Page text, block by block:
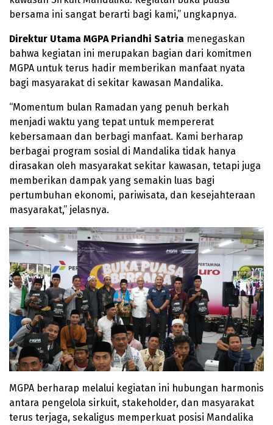
bersama ini sangat berarti bagi kami,” ungkapnya.
Direktur Utama MGPA Priandhi Satria menegaskan
bahwa kegiatan ini merupakan bagian dari komitmen
MGPA untuk terus hadir memberikan manfaat nyata
bagi masyarakat di sekitar kawasan Mandalika.
“Momentum bulan Ramadan yang penuh berkah
menjadi waktu yang tepat untuk mempererat
kebersamaan dan berbagi manfaat. Kami berharap
berbagai program sosial di Mandalika tidak hanya
dirasakan oleh masyarakat sekitar kawasan, tetapi juga
memberikan dampak yang semakin luas bagi
pertumbuhan ekonomi, pariwisata, dan kesejahteraan
masyarakat,” jelasnya.
MGPA berharap melalui kegiatan ini hubungan harmonis
antara pengelola sirkuit, stakeholder, dan masyarakat
terus terjaga, sekaligus memperkuat posisi Mandalika